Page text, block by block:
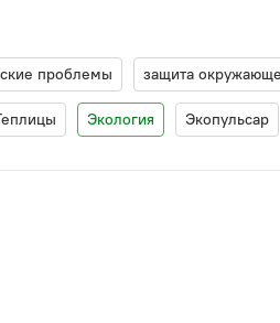
проблемы защита
Экология Экопульсар